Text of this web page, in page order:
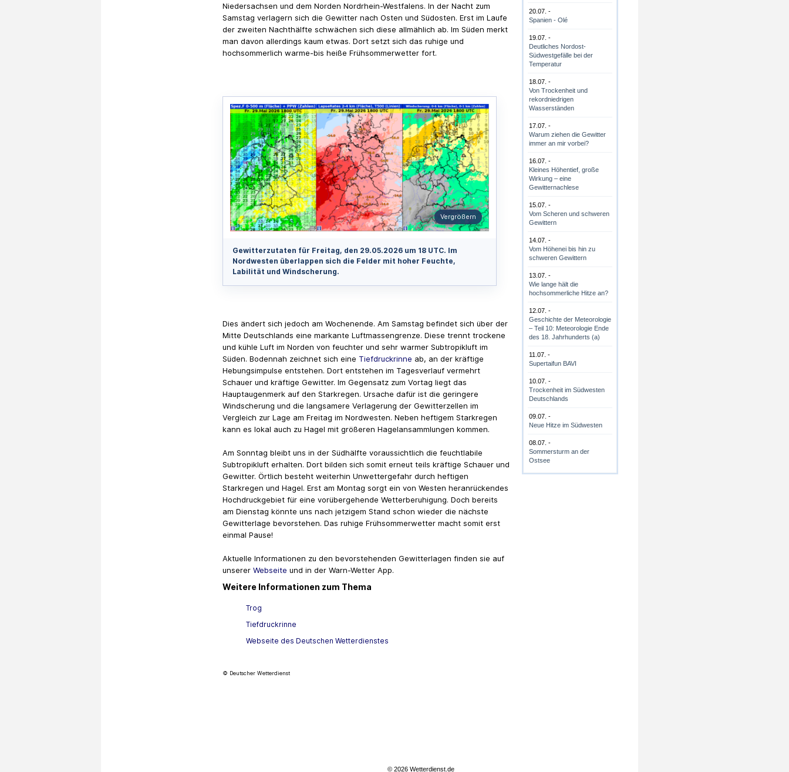
Niedersachsen und dem Norden Nordrhein-Westfalens. In der Nacht zum
Samstag verlagern sich die Gewitter nach Osten und Südosten. Erst im Laufe
der zweiten Nachthälfte schwächen sich diese allmählich ab. Im Süden merkt
man davon allerdings kaum etwas. Dort setzt sich das ruhige und
hochsommerlich warme-bis heiße Frühsommerwetter fort.
Vergrößern
Gewitterzutaten für Freitag, den 29.05.2026 um 18 UTC. Im
Nordwesten überlappen sich die Felder mit hoher Feuchte,
Labilität und Windscherung.
Dies ändert sich jedoch am Wochenende. Am Samstag befindet sich über der
Mitte Deutschlands eine markante Luftmassengrenze. Diese trennt trockene
und kühle Luft im Norden von feuchter und sehr warmer Subtropikluft im
Süden. Bodennah zeichnet sich eine Tiefdruckrinne ab, an der kräftige
Hebungsimpulse entstehen. Dort entstehen im Tagesverlauf vermehrt
Schauer und kräftige Gewitter. Im Gegensatz zum Vortag liegt das
Hauptaugenmerk auf den Starkregen. Ursache dafür ist die geringere
Windscherung und die langsamere Verlagerung der Gewitterzellen im
Vergleich zur Lage am Freitag im Nordwesten. Neben heftigem Starkregen
kann es lokal auch zu Hagel mit größeren Hagelansammlungen kommen.
Am Sonntag bleibt uns in der Südhälfte voraussichtlich die feuchtlabile
Subtropikluft erhalten. Dort bilden sich somit erneut teils kräftige Schauer und
Gewitter. Örtlich besteht weiterhin Unwettergefahr durch heftigen
Starkregen und Hagel. Erst am Montag sorgt ein von Westen heranrückendes
Hochdruckgebiet für eine vorübergehende Wetterberuhigung. Doch bereits
am Dienstag könnte uns nach jetzigem Stand schon wieder die nächste
Gewitterlage bevorstehen. Das ruhige Frühsommerwetter macht somit erst
einmal Pause!
Aktuelle Informationen zu den bevorstehenden Gewitterlagen finden sie auf
unserer Webseite und in der Warn-Wetter App.
Weitere Informationen zum Thema
Trog
Tiefdruckrinne
Webseite des Deutschen Wetterdienstes
© Deutscher Wetterdienst
20.07. -
Spanien - Olé
19.07. -
Deutliches Nordost-
Südwestgefälle bei der
Temperatur
18.07. -
Von Trockenheit und
rekordniedrigen
Wasserständen
17.07. -
Warum ziehen die Gewitter
immer an mir vorbei?
16.07. -
Kleines Höhentief, große
Wirkung – eine
Gewitternachlese
15.07. -
Vom Scheren und schweren
Gewittern
14.07. -
Vom Höhenei bis hin zu
schweren Gewittern
13.07. -
Wie lange hält die
hochsommerliche Hitze an?
12.07. -
Geschichte der Meteorologie
– Teil 10: Meteorologie Ende
des 18. Jahrhunderts (a)
11.07. -
Supertaifun BAVI
10.07. -
Trockenheit im Südwesten
Deutschlands
09.07. -
Neue Hitze im Südwesten
08.07. -
Sommersturm an der
Ostsee
© 2026 Wetterdienst.de